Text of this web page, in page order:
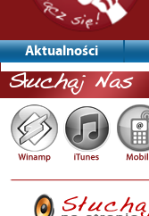
Aktualności
Słuchaj Nas